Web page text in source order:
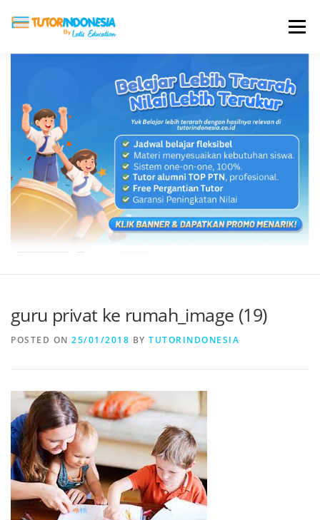
Menu
ABOUT US JADI PENGAJAR
BIAYA LES TESTIMONI PROFIL ALUMNI
BLOG DAFTAR SEKOLAH
guru privat ke rumah_image (19)
POSTED ON 25/01/2018 BY TUTORINDONESIA